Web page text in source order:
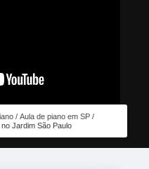
Aula de piano em SP
Jardim São Paulo